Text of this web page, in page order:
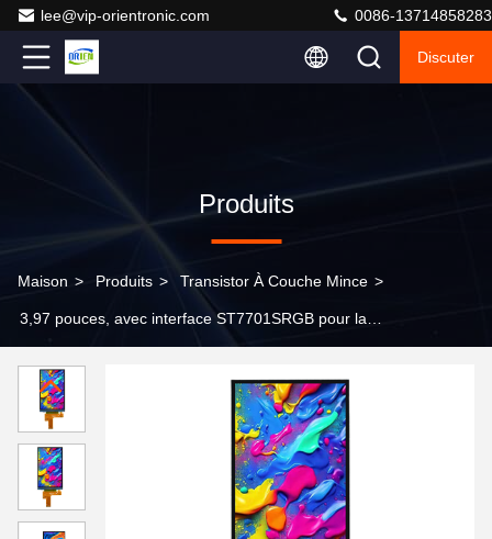
lee@vip-orientronic.com 0086-13714858283
Discuter
Produits
Maison > Produits > Transistor À Couche Mince >
3,97 pouces, avec interface ST7701SRGB pour la
480X800 sans cadres et direction d'affichage réglable